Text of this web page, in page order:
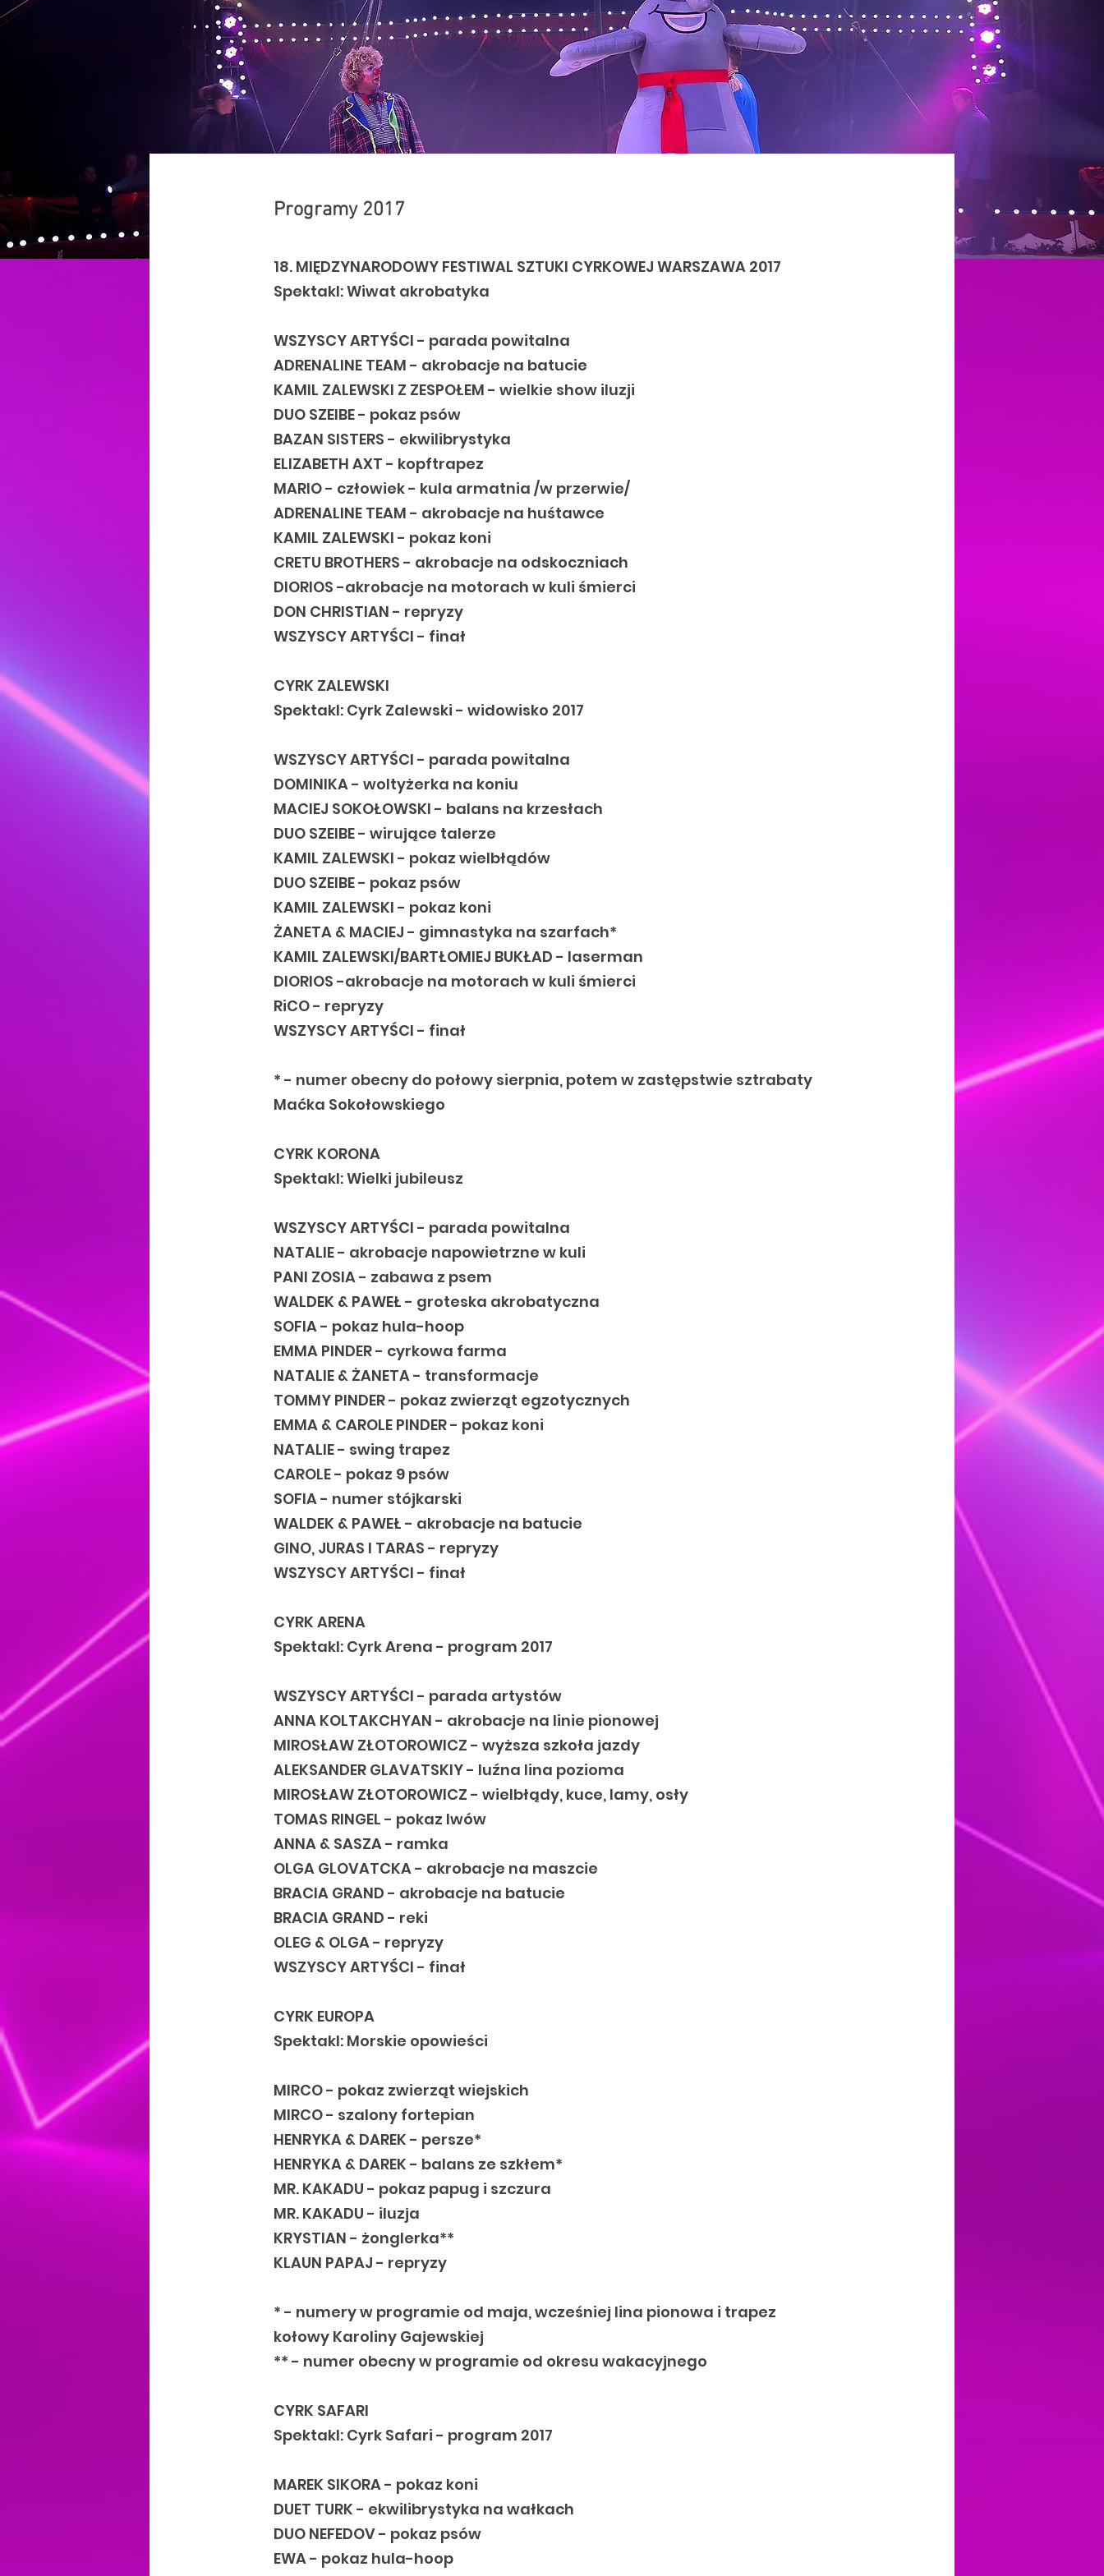
Programy 2017
18. MIĘDZYNARODOWY FESTIWAL SZTUKI CYRKOWEJ WARSZAWA 2017
Spektakl: Wiwat akrobatyka
WSZYSCY ARTYŚCI - parada powitalna
ADRENALINE TEAM - akrobacje na batucie
KAMIL ZALEWSKI Z ZESPOŁEM - wielkie show iluzji
DUO SZEIBE - pokaz psów
BAZAN SISTERS - ekwilibrystyka
ELIZABETH AXT - kopftrapez
MARIO - człowiek - kula armatnia /w przerwie/
ADRENALINE TEAM - akrobacje na huśtawce
KAMIL ZALEWSKI - pokaz koni
CRETU BROTHERS - akrobacje na odskoczniach
DIORIOS -akrobacje na motorach w kuli śmierci
DON CHRISTIAN - repryzy
WSZYSCY ARTYŚCI - finał
CYRK ZALEWSKI
Spektakl: Cyrk Zalewski - widowisko 2017
WSZYSCY ARTYŚCI - parada powitalna
DOMINIKA - woltyżerka na koniu
MACIEJ SOKOŁOWSKI - balans na krzesłach
DUO SZEIBE - wirujące talerze
KAMIL ZALEWSKI - pokaz wielbłądów
DUO SZEIBE - pokaz psów
KAMIL ZALEWSKI - pokaz koni
ŻANETA & MACIEJ - gimnastyka na szarfach*
KAMIL ZALEWSKI/BARTŁOMIEJ BUKŁAD - laserman
DIORIOS -akrobacje na motorach w kuli śmierci
RiCO - repryzy
WSZYSCY ARTYŚCI - finał
* - numer obecny do połowy sierpnia, potem w zastępstwie sztrabaty
Maćka Sokołowskiego
CYRK KORONA
Spektakl: Wielki jubileusz
WSZYSCY ARTYŚCI - parada powitalna
NATALIE - akrobacje napowietrzne w kuli
PANI ZOSIA - zabawa z psem
WALDEK & PAWEŁ - groteska akrobatyczna
SOFIA - pokaz hula-hoop
EMMA PINDER - cyrkowa farma
NATALIE & ŻANETA - transformacje
TOMMY PINDER - pokaz zwierząt egzotycznych
EMMA & CAROLE PINDER - pokaz koni
NATALIE - swing trapez
CAROLE - pokaz 9 psów
SOFIA - numer stójkarski
WALDEK & PAWEŁ - akrobacje na batucie
GINO, JURAS I TARAS - repryzy
WSZYSCY ARTYŚCI - finał
CYRK ARENA
Spektakl: Cyrk Arena - program 2017
WSZYSCY ARTYŚCI - parada artystów
ANNA KOLTAKCHYAN - akrobacje na linie pionowej
MIROSŁAW ZŁOTOROWICZ - wyższa szkoła jazdy
ALEKSANDER GLAVATSKIY - luźna lina pozioma
MIROSŁAW ZŁOTOROWICZ - wielbłądy, kuce, lamy, osły
TOMAS RINGEL - pokaz lwów
ANNA & SASZA - ramka
OLGA GLOVATCKA - akrobacje na maszcie
BRACIA GRAND - akrobacje na batucie
BRACIA GRAND - reki
OLEG & OLGA - repryzy
WSZYSCY ARTYŚCI - finał
CYRK EUROPA
Spektakl: Morskie opowieści
MIRCO - pokaz zwierząt wiejskich
MIRCO - szalony fortepian
HENRYKA & DAREK - persze*
HENRYKA & DAREK - balans ze szkłem*
MR. KAKADU - pokaz papug i szczura
MR. KAKADU - iluzja
KRYSTIAN - żonglerka**
KLAUN PAPAJ - repryzy
* - numery w programie od maja, wcześniej lina pionowa i trapez
kołowy Karoliny Gajewskiej
** - numer obecny w programie od okresu wakacyjnego
CYRK SAFARI
Spektakl: Cyrk Safari - program 2017
MAREK SIKORA - pokaz koni
DUET TURK - ekwilibrystyka na wałkach
DUO NEFEDOV - pokaz psów
EWA - pokaz hula-hoop